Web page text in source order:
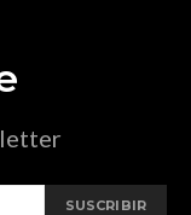
SUSCRIBIR